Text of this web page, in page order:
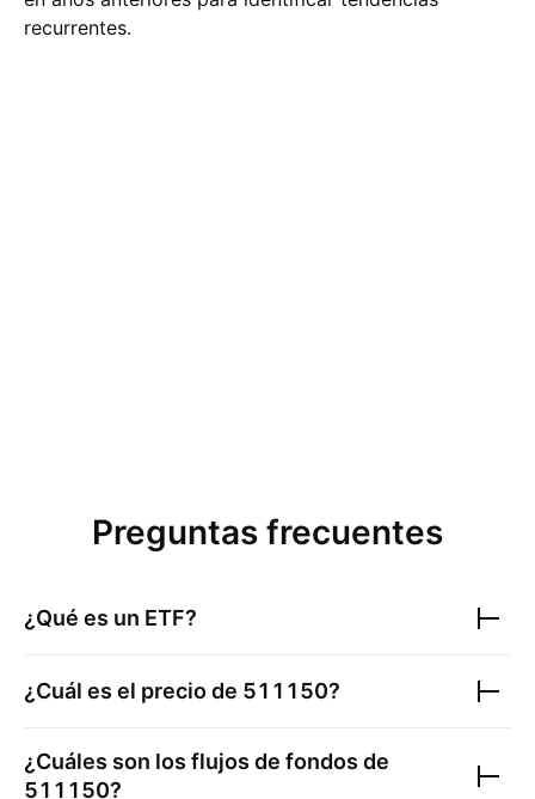
recurrentes.
Preguntas frecuentes
¿Qué es un ETF?
¿Cuál es el precio de 511150?
¿Cuáles son los flujos de fondos de
511150?